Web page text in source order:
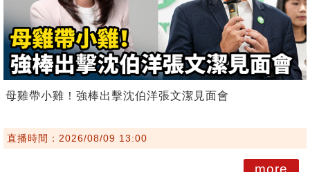
母雞帶小雞！強棒出擊沈伯洋張文潔見面會
直播時間：2026/08/09 13:00
more